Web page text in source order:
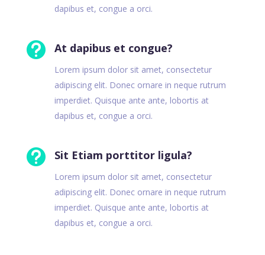
dapibus et, congue a orci.
 At dapibus et congue?
Lorem ipsum dolor sit amet, consectetur
adipiscing elit. Donec ornare in neque rutrum
imperdiet. Quisque ante ante, lobortis at
dapibus et, congue a orci.
 Sit Etiam porttitor ligula?
Lorem ipsum dolor sit amet, consectetur
adipiscing elit. Donec ornare in neque rutrum
imperdiet. Quisque ante ante, lobortis at
dapibus et, congue a orci.